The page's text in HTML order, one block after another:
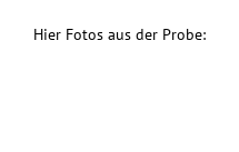
Hier Fotos aus der Probe: